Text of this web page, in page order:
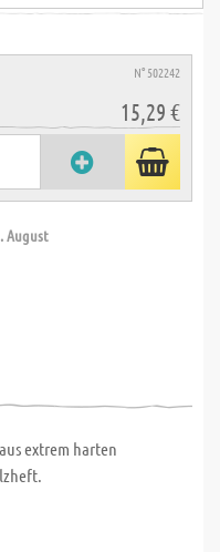
N° 502242
15,29 €
August
extrem harten